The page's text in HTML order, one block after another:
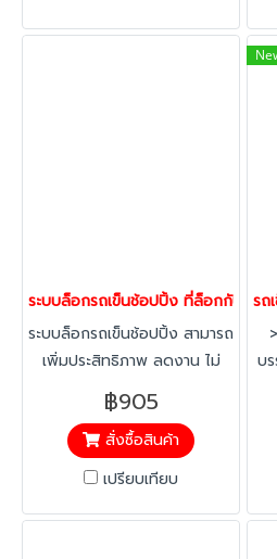
หมุนไม่ได้ 2 ตัว(เหมาะสำหรับ
ระบบล็อกรถเข็นช้อปปิ้ง ที่ล็อกกันรถ
ระบบล็อกรถเข็นช้อปปิ้ง สามารถ
เพิ่มประสิทธิภาพ ลดงาน ไม่
ต้องมีคนเก็บรถเข็น ลดการ
สูญหายของรถเข็นได้ เพราะผู้ใช้
จะนำกลับมาคืน ติดตั้งกับรถเข็น
ได้ง่าย ไม่จำเป็นต้องเป็นแค่รถ
฿905
สั่งซื้อสินค้า
เปรียบเทียบ
รถ
บ
>